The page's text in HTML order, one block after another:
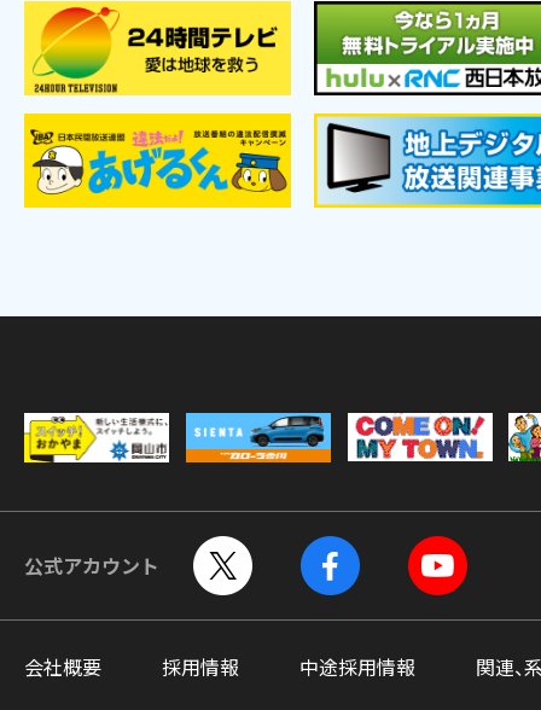
公式アカウント
会社概要 採用情報 中途採用情報 関連、